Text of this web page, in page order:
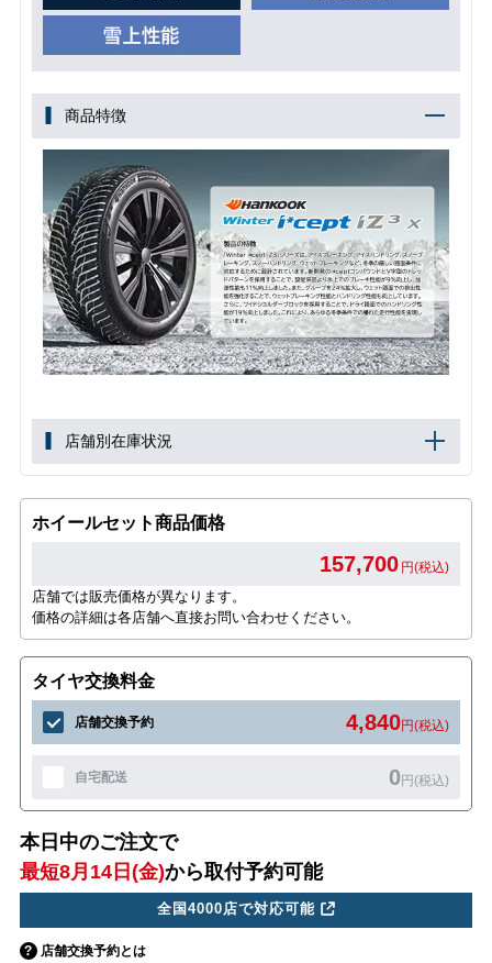
商品特徴
店舗別在庫状況
ホイールセット商品価格
157,700 円(税込)
店舗では販売価格が異なります。
価格の詳細は各店舗へ直接お問い合わせください。
タイヤ交換料金
店舗交換予約 4,840円(税込)
自宅配送 0円(税込)
本日中のご注文で
最短8月14日(金)から取付予約可能
全国4000店で対応可能
店舗交換予約とは